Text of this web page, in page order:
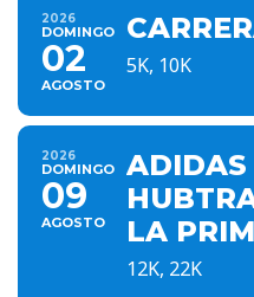
2026
DOMINGO
02
AGOSTO
5K, 10K
2026
DOMINGO
09
AGOSTO
ADIDAS
LA
12K, 22K